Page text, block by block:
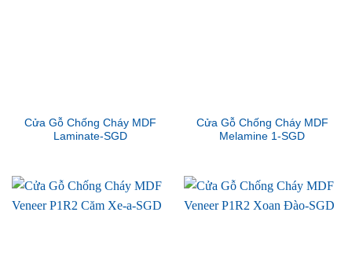
Cửa Gỗ Chống Cháy MDF
Laminate-SGD
Cửa Gỗ Chống Cháy MDF
Melamine 1-SGD